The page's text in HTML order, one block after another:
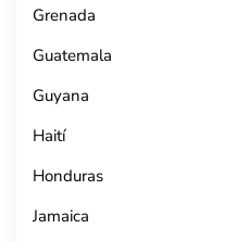
Grenada
Guatemala
Guyana
Haití
Honduras
Jamaica